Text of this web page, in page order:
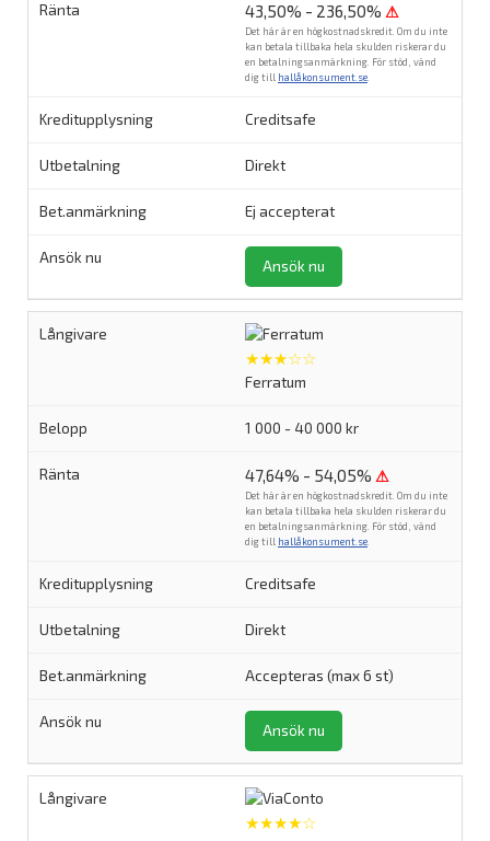
43,50% - 236,50% ⚠
Det här är en högkostnadskredit. Om du inte
kan betala tillbaka hela skulden riskerar du
en betalningsanmärkning. För stöd, vänd
dig till hallåkonsument.se
Creditsafe
Direkt
Ej accepterat
Ansök nu
★★★☆☆
Ferratum
1 000 - 40 000 kr
47,64% - 54,05% ⚠
Det här är en högkostnadskredit. Om du inte
kan betala tillbaka hela skulden riskerar du
en betalningsanmärkning. För stöd, vänd
dig till hallåkonsument.se
Creditsafe
Direkt
Accepteras (max 6 st)
Ansök nu
★★★★☆